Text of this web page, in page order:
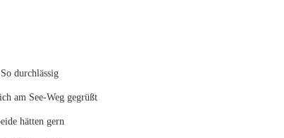
durchlässig
am See-Weg gegrüßt
hätten gern